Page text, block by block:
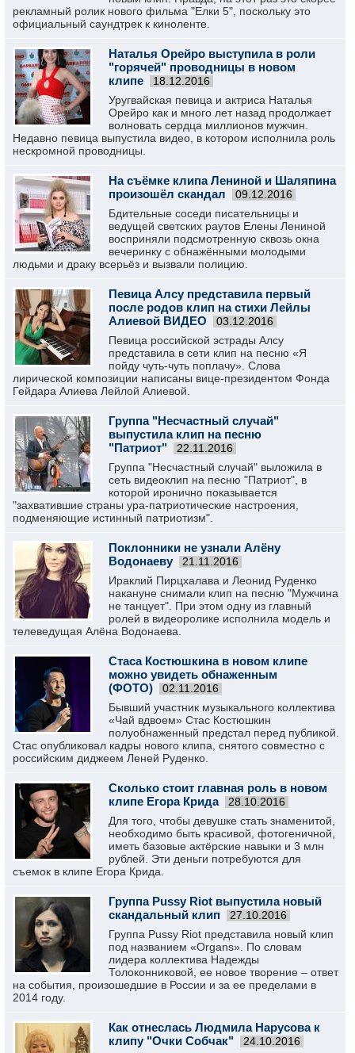
рекламный ролик нового фильма "Елки 5", поскольку это
официальный саундтрек к киноленте.
Наталья Орейро выступила в роли
"горячей" проводницы в новом
клипе
18.12.2016
Уругвайская певица и актриса Наталья
Орейро как и много лет назад продолжает
волновать сердца миллионов мужчин.
Недавно певица выпустила видео, в котором исполнила роль
нескромной проводницы.
На съёмке клипа Лениной и Шаляпина
произошёл скандал
09.12.2016
Бдительные соседи писательницы и
ведущей светских раутов Елены Лениной
восприняли подсмотренную сквозь окна
вечеринку с обнажёнными молодыми
людьми и драку всерьёз и вызвали полицию.
Певица Алсу представила первый
после родов клип на стихи Лейлы
Алиевой ВИДЕО
03.12.2016
Певица российской эстрады Алсу
представила в сети клип на песню «Я
пойду чуть-чуть поплачу». Слова
лирической композиции написаны вице-президентом Фонда
Гейдара Алиева Лейлой Алиевой.
Группа "Несчастный случай"
выпустила клип на песню
"Патриот"
22.11.2016
Группа "Несчастный случай" выложила в
сеть видеоклип на песню "Патриот", в
которой иронично показывается
"захватившие страны ура-патриотические настроения,
подменяющие истинный патриотизм".
Поклонники не узнали Алёну
Водонаеву
21.11.2016
Ираклий Пирцхалава и Леонид Руденко
накануне снимали клип на песню "Мужчина
не танцует". При этом одну из главный
ролей в видеоролике исполнила модель и
телеведущая Алёна Водонаева.
Стаса Костюшкина в новом клипе
можно увидеть обнаженным
(ФОТО)
02.11.2016
Бывший участник музыкального коллектива
«Чай вдвоем» Стас Костюшкин
полуобнаженный предстал перед публикой.
Стас опубликовал кадры нового клипа, снятого совместно с
российским диджеем Леней Руденко.
Сколько стоит главная роль в новом
клипе Егора Крида
28.10.2016
Для того, чтобы девушке стать знаменитой,
необходимо быть красивой, фотогеничной,
иметь базовые актёрские навыки и 3 млн
рублей. Эти деньги потребуются для
съемок в клипе Егора Крида.
Группа Pussy Riot выпустила новый
скандальный клип
27.10.2016
Группа Pussy Riot представила новый клип
под названием «Organs». По словам
лидера коллектива Надежды
Толоконниковой, ее новое творение – ответ
на события, произошедшие в России и за ее пределами в
2014 году.
Как отнеслась Людмила Нарусова к
клипу "Очки Собчак"
24.10.2016